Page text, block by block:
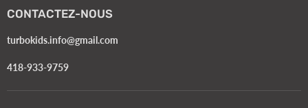
CONTACTEZ-NOUS
turbokids.info@gmail.com
418-933-9759